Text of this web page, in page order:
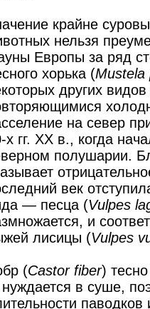
крайне
нельзя
Европы за ряд
хорька (Mustela
других
на север
х гг. ХХ в., когда
полушарии.
век
— песца (Vulpes
и
лисицы (Vulpes
(Castor fiber)
в суше,